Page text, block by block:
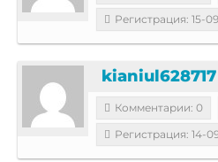
Регистрация: 15-
kianiul628717
Комментарии: 0
Регистрация: 14-